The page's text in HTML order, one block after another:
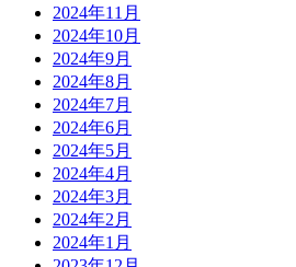
2024年11月
2024年10月
2024年9月
2024年8月
2024年7月
2024年6月
2024年5月
2024年4月
2024年3月
2024年2月
2024年1月